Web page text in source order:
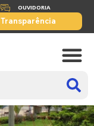
OUVIDORIA
Transparência